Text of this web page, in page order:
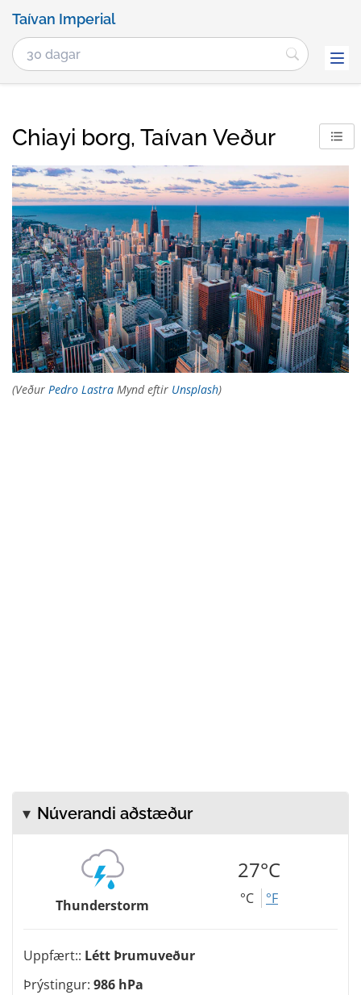
Taívan Imperial
Chiayi borg, Taívan Veður
(Veður Pedro Lastra Mynd eftir Unsplash)
Núverandi aðstæður
Thunderstorm
27°C
°C °F
Uppfært:: Létt Þrumuveður
Þrýstingur: 986 hPa